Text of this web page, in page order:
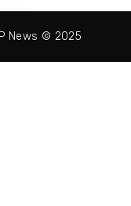
News © 2025